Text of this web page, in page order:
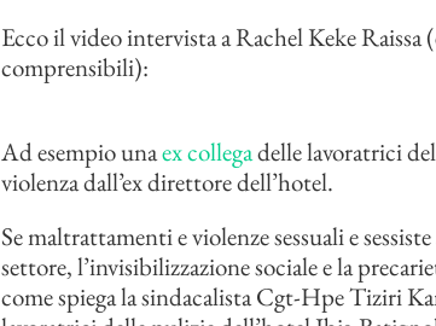
Ecco il video intervista a Rachel Keke
comprensibili):
Ad esempio unaex collegadelle lavoratrici
violenza dall’ex direttore dell’hotel.
Se maltrattamenti e violenze sessuali e
settore, l’invisibilizzazione sociale e la
come spiega la sindacalista Cgt-Hpe Tiziri